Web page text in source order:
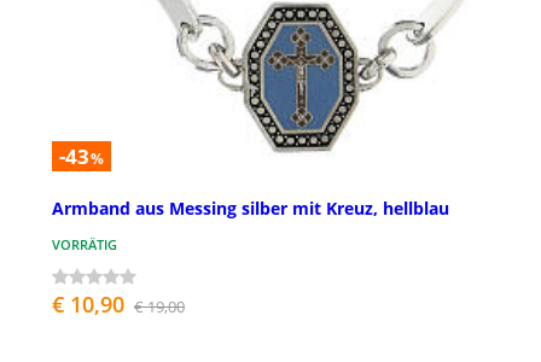
-43%
Armband aus Messing silber mit Kreuz, hellblau
VORRÄTIG
€ 10,90 € 19,00